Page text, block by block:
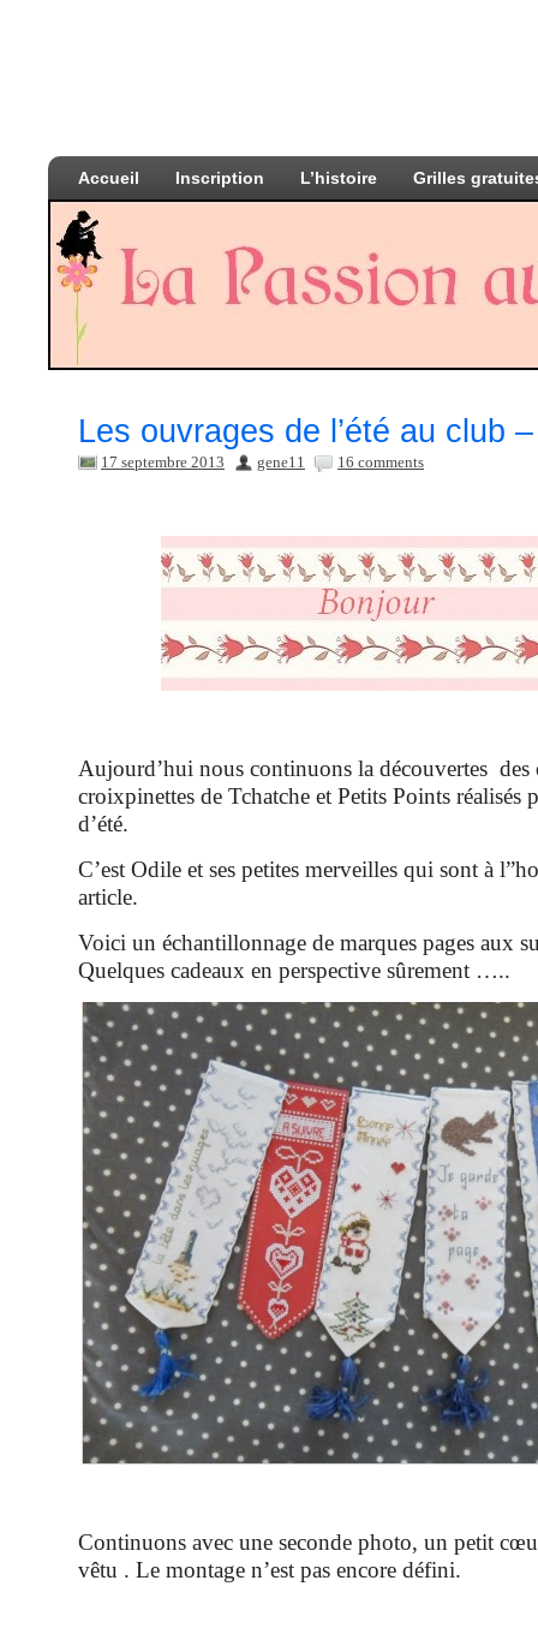
Accueil Inscription L’histoire Grilles
Les ouvrages de l’été au club
17 septembre 2013 gene11 16 comments
Aujourd’hui nous continuons la découvertes des
croixpinettes de Tchatche et Petits Points réalisés
d’été.
C’est Odile et ses petites merveilles qui sont à
article.
Voici un échantillonnage de marques pages aux
Quelques cadeaux en perspective sûrement …..
Continuons avec une seconde photo, un petit
vêtu . Le montage n’est pas encore défini.